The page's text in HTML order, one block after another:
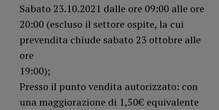
Sabato 23.10.2021 dalle ore 09:00 alle ore
20:00 (escluso il settore ospite, la cui
prevendita chiude sabato 23 ottobre alle
ore
19:00);
Presso il punto vendita autorizzato: con
una maggiorazione di 1,50€ equivalente